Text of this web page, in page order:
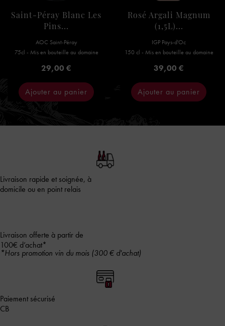
Saint-Péray Blanc Les
Pins...
AOC Saint-Péray
75cl - Mis en bouteille au domaine
Prix
29,00 €
Ajouter au panier
Rosé Argali Magnum
(1,5L)...
IGP Pays-d'Oc
150 cl - Mis en bouteille au domaine
Prix
39,00 €
Ajouter au panier
Livraison rapide et soignée, à
domicile ou en point relais
Livraison offerte à partir de
100€ d’achat*
*Hors promotion vin du mois (300 € d'achat)
Paiement sécurisé
CB